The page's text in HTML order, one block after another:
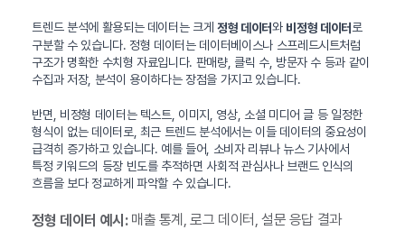
트렌드 분석에 활용되는 데이터는 크게정형 데이터와 비정형 데이터로
구분할 수 있습니다. 정형 데이터는 데이터베이스나 스프레드시트처럼
구조가 명확한 수치형 자료입니다. 판매량, 클릭 수, 방문자 수 등과 같이
수집과 저장, 분석이 용이하다는 장점을 가지고 있습니다.
반면, 비정형 데이터는 텍스트, 이미지, 영상, 소셜 미디어 글 등 일정한
형식이 없는 데이터로, 최근 트렌드 분석에서는 이들 데이터의 중요성이
급격히 증가하고 있습니다. 예를 들어, 소비자 리뷰나 뉴스 기사에서
특정 키워드의 등장 빈도를 추적하면 사회적 관심사나 브랜드 인식의
흐름을 보다 정교하게 파악할 수 있습니다.
정형 데이터 예시:매출 통계, 로그 데이터, 설문 응답 결과